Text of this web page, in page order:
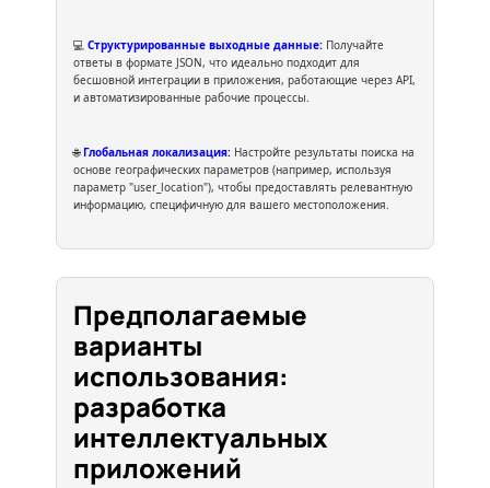
💻Структурированные выходные данные: Получайте
ответы в формате JSON, что идеально подходит для
бесшовной интеграции в приложения, работающие через API,
и автоматизированные рабочие процессы.
🌐 Глобальная локализация: Настройте результаты поиска на
основе географических параметров (например, используя
параметр "user_location"), чтобы предоставлять релевантную
информацию, специфичную для вашего местоположения.
Предполагаемые
варианты
использования:
разработка
интеллектуальных
приложений